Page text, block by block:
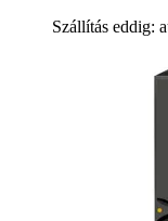
Szállítás eddig: